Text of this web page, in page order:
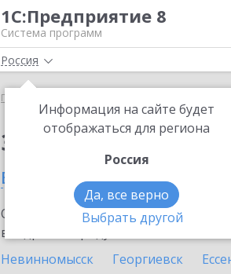
1С:Предприятие 8
Система программ
Россия
Информация на сайте будет
отображаться для региона
Россия
Да, все верно
Выбрать другой
Главная
Заказать 1С-
в Лермонтове
Ознакомьтесь с информационными
внедрение продукта.
Невинномысск
Георгиевск